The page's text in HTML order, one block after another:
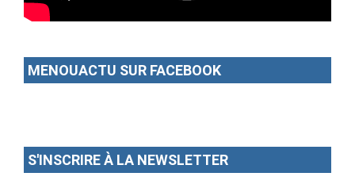
MENOUACTU SUR FACEBOOK
S'INSCRIRE À LA NEWSLETTER